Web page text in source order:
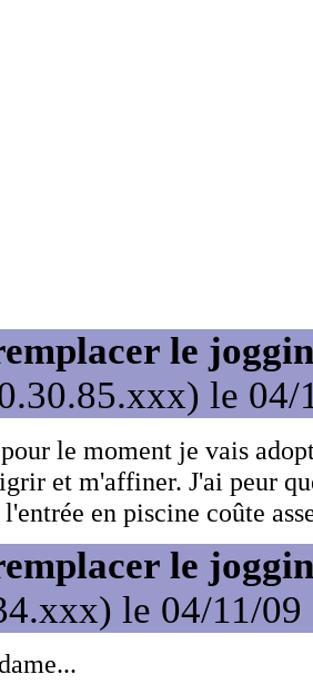
le
le 04/
pour le moment je vais
et m'affiner. J'ai peur
en piscine coûte
le
le 04/11/09